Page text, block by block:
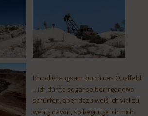
Ich rolle langsam durch das Opalfeld
– ich dürfte sogar selber irgendwo
schürfen, aber dazu weiß ich viel zu
wenig davon, so begnüge ich mich